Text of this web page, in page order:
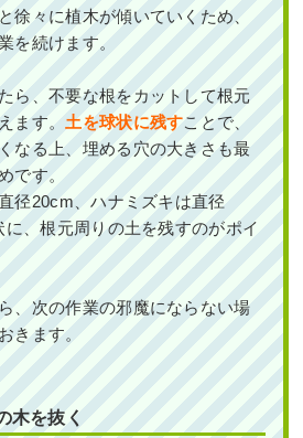
徐々に植木が傾いていくため、
を続けます。
ら、不要な根をカットして根元
ます。 土を球状に残すことで、
なる上、埋める穴の大きさも最
です。
径20cm、ハナミズキは直径
、根元周りの土を残すのがポイ
、次の作業の邪魔にならない場
きます。
木を抜く